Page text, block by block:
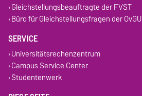
Gleichstellungsbeauftragte der FVST
Büro für Gleichstellungsfragen der OvGU
SERVICE
Universitätsrechenzentrum
Campus Service Center
Studentenwerk